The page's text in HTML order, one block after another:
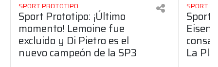
SPORT PROTOTIPO
Sport Prototipo: ¡Último
momento! Lemoine fue
excluido y Di Pietro es el
nuevo campeón de la SP3
SPORT
Sport
La